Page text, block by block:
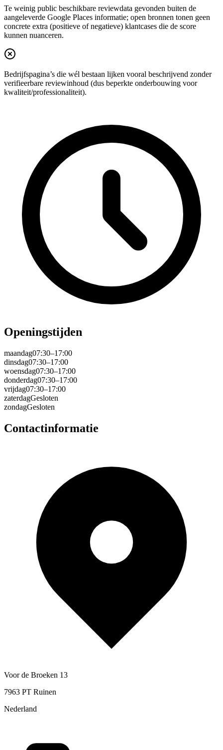
Te weinig public beschikbare reviewdata gevonden buiten de
aangeleverde Google Places informatie; open bronnen tonen geen
concrete extra (positieve of negatieve) klantcases die de score
kunnen nuanceren.
Bedrijfspagina’s die wél bestaan lijken vooral beschrijvend zonder
verifieerbare reviewinhoud (dus beperkte onderbouwing voor
kwaliteit/professionaliteit).
Openingstijden
maandag07:30–17:00
dinsdag07:30–17:00
woensdag07:30–17:00
donderdag07:30–17:00
vrijdag07:30–17:00
zaterdagGesloten
zondagGesloten
Contactinformatie
Voor de Broeken 13
7963 PT Ruinen
Nederland